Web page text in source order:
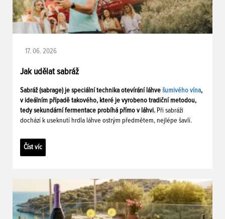
17. 06. 2026
Jak udělat sabráž
Sabráž (sabrage) je speciální technika otevírání láhve šumivého vína,
v ideálním případě takového, které je vyrobeno tradiční metodou,
tedy sekundární fermentace probíhá přímo v láhvi. Při sabráži
dochází k useknutí hrdla láhve ostrým předmětem, nejlépe šavlí.
Číst víc